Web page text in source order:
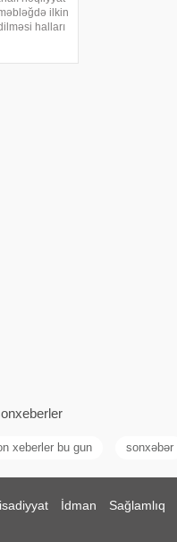
ilkin
halları
xeberler bu gun sonxəbər
İdman Sağlamlıq